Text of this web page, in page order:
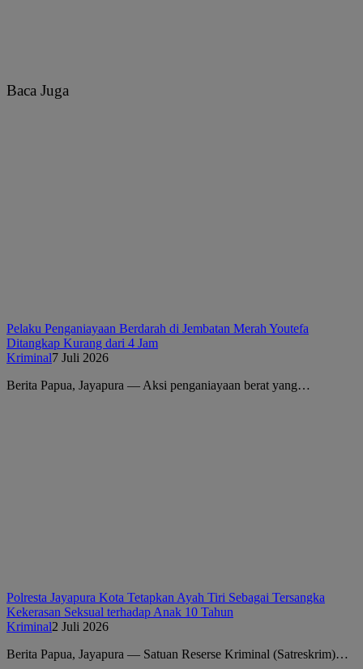
Baca Juga
Pelaku Penganiayaan Berdarah di Jembatan Merah Youtefa
Ditangkap Kurang dari 4 Jam
Kriminal7 Juli 2026
Berita Papua, Jayapura — Aksi penganiayaan berat yang…
Polresta Jayapura Kota Tetapkan Ayah Tiri Sebagai Tersangka
Kekerasan Seksual terhadap Anak 10 Tahun
Kriminal2 Juli 2026
Berita Papua, Jayapura — Satuan Reserse Kriminal (Satreskrim)…